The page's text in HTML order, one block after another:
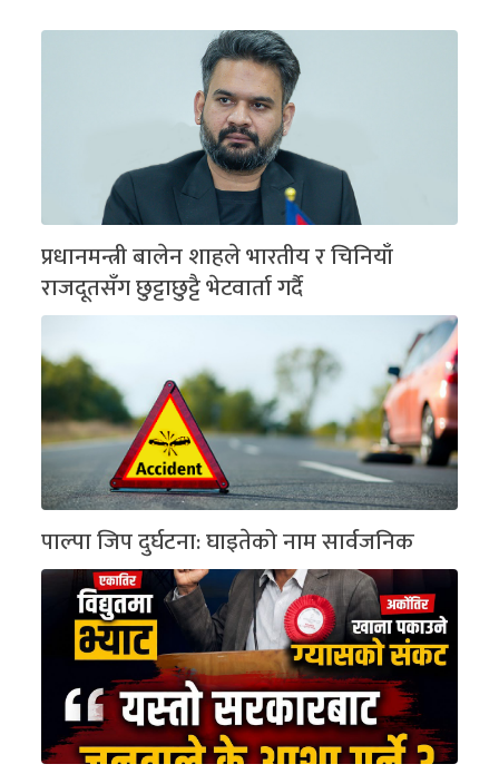
प्रधानमन्त्री बालेन शाहले भारतीय र चिनियाँ
राजदूतसँग छुट्टाछुट्टै भेटवार्ता गर्दै
पाल्पा जिप दुर्घटना: घाइतेको नाम सार्वजनिक